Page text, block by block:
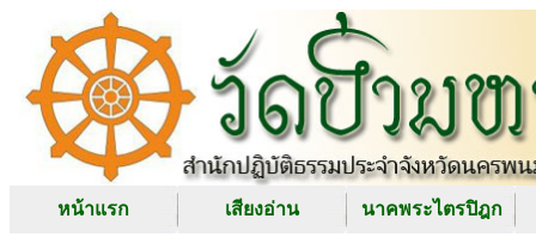
หน้าแรก เสียงอ่าน นาคพระไตรปิฎก